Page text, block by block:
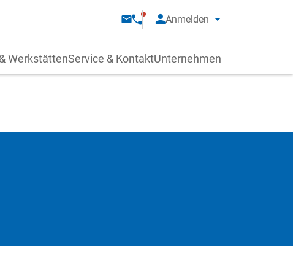
Anmelden
WerkstättenService & KontaktUnternehmen